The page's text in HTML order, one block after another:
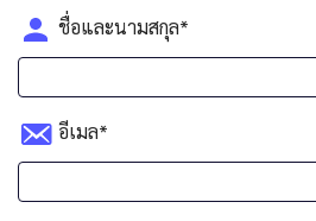
ชื่อและนามสกุล*
อีเมล*